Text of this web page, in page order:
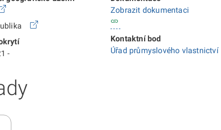
-
Zobrazit dokumentaci
Kontaktní bod
Úřad průmyslového vlastnictví